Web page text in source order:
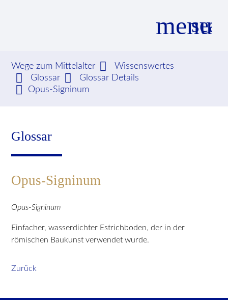
menu
Suchbegriffe
Wege zum Mittelalter
Wissenswertes
Glossar
Glossar Details
Opus-Signinum
Glossar
Opus-Signinum
Opus-Signinum
Einfacher, wasserdichter Estrichboden, der in der
römischen Baukunst verwendet wurde.
Zurück